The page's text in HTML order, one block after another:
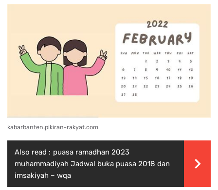
kabarbanten.pikiran-rakyat.com
Also read : puasa ramadhan 2023
muhammadiyah Jadwal buka puasa 2018 dan
imsakiyah – wqa